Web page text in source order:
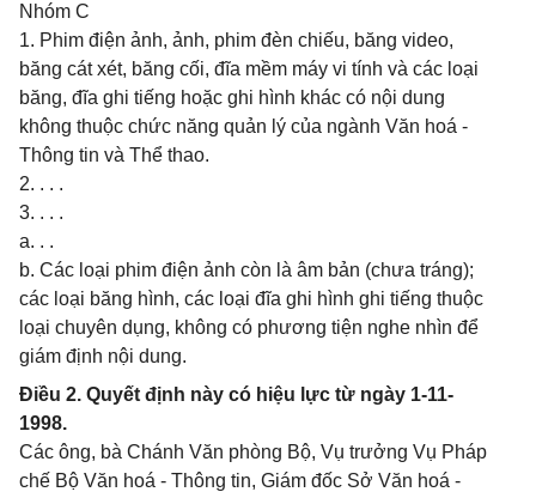
Nhóm C
1. Phim điện ảnh, ảnh, phim đèn chiếu, băng video,
băng cát xét, băng cối, đĩa mềm máy vi tính và các loại
băng, đĩa ghi tiếng hoặc ghi hình khác có nội dung
không thuộc chức năng quản lý của ngành Văn hoá -
Thông tin và Thể thao.
2. . . .
3. . . .
a. . .
b. Các loại phim điện ảnh còn là âm bản (chưa tráng);
các loại băng hình, các loại đĩa ghi hình ghi tiếng thuộc
loại chuyên dụng, không có phương tiện nghe nhìn để
giám định nội dung.
Điều 2. Quyết định này có hiệu lực từ ngày 1-11-
1998.
Các ông, bà Chánh Văn phòng Bộ, Vụ trưởng Vụ Pháp
chế Bộ Văn hoá - Thông tin, Giám đốc Sở Văn hoá -